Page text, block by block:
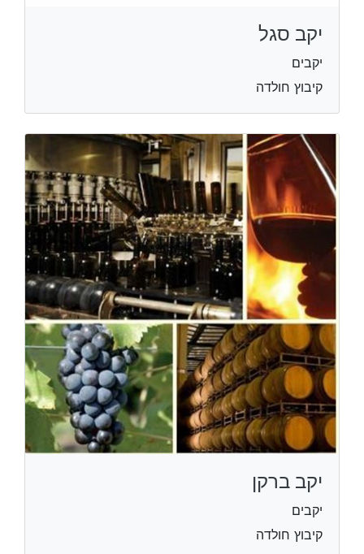
יקב סגל
יקבים
קיבוץ חולדה
יקב ברקן
יקבים
קיבוץ חולדה